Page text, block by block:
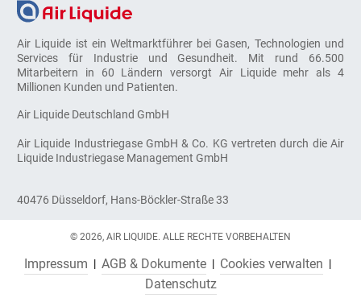
Air Liquide ist ein Weltmarktführer bei Gasen, Technologien und
Services für Industrie und Gesundheit. Mit rund 66.500
Mitarbeitern in 60 Ländern versorgt Air Liquide mehr als 4
Millionen Kunden und Patienten.
Air Liquide Deutschland GmbH
Air Liquide Industriegase GmbH & Co. KG vertreten durch die Air
Liquide Industriegase Management GmbH
40476 Düsseldorf, Hans-Böckler-Straße 33
© 2026, AIR LIQUIDE. ALLE RECHTE VORBEHALTEN
Impressum AGB & Dokumente
Cookies verwalten
Datenschutz